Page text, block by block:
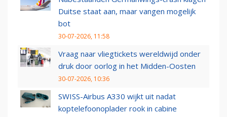
Duitse staat aan, maar vangen mogelijk
bot
30-07-2026, 11:58
Vraag naar vliegtickets wereldwijd onder
druk door oorlog in het Midden-Oosten
30-07-2026, 10:36
SWISS-Airbus A330 wijkt uit nadat
koptelefoonoplader rook in cabine